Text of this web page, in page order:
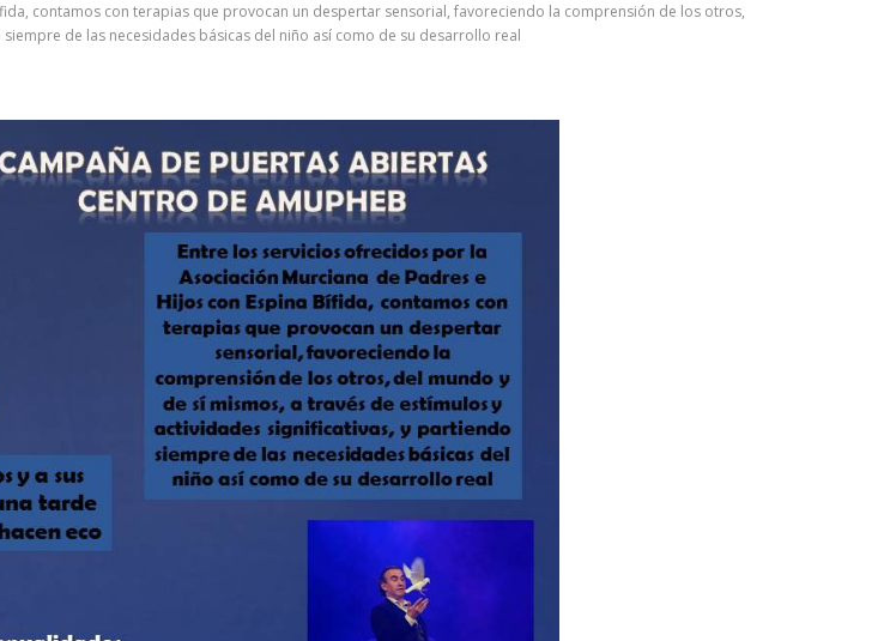
contamos con terapias que provocan un despertar sensorial, favoreciendo la comprensión de los otros,
de las necesidades básicas del niño así como de su desarrollo real